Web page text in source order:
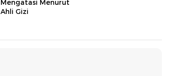
Mengatasi Menurut
Ahli Gizi